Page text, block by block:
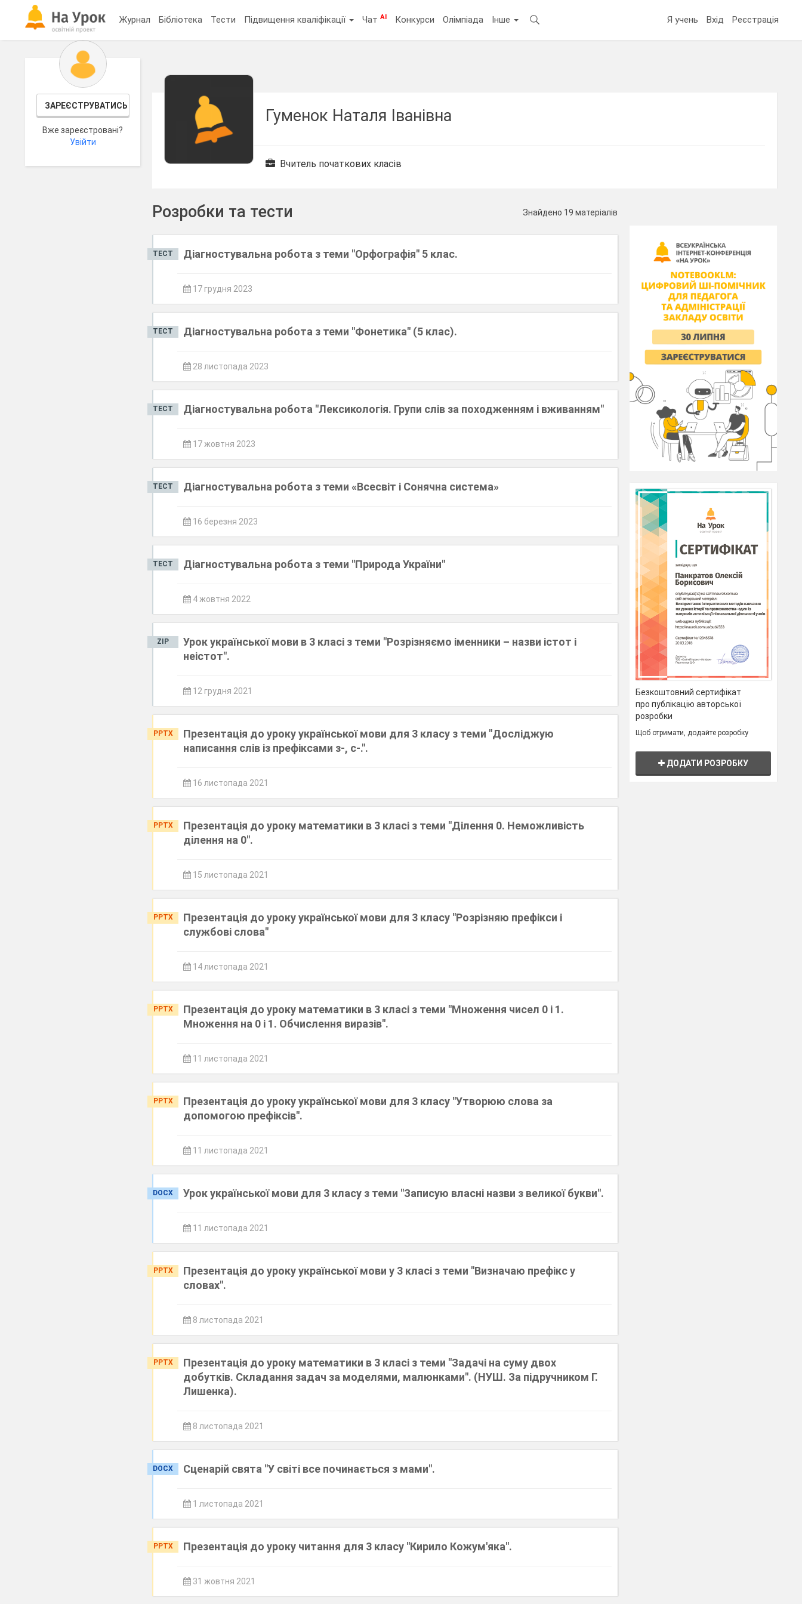
Журнал Бібліотека Тести Підвищення кваліфікації ЧатAI Конкурси Олімпіада Інше Я учень Вхід Реєстрація
ЗАРЕЄСТРУВАТИСЬ
Вже зареєстровані?
Увійти
Гуменок Наталя Іванівна
Вчитель початкових класів
Розробки та тести Знайдено 19 матеріалів
ТЕСТ Діагностувальна робота з теми "Орфографія" 5 клас.
17 грудня 2023
ТЕСТ Діагностувальна робота з теми "Фонетика" (5 клас).
28 листопада 2023
ТЕСТ Діагностувальна робота "Лексикологія. Групи слів за походженням і вживанням"
17 жовтня 2023
ТЕСТ Діагностувальна робота з теми «Всесвіт і Сонячна система»
16 березня 2023
ТЕСТ Діагностувальна робота з теми "Природа України"
4 жовтня 2022
ZIP
Урок української мови в 3 класі з теми "Розрізняємо іменники – назви істот і
неістот".
12 грудня 2021
PPTX
Презентація до уроку української мови для 3 класу з теми "Досліджую
написання слів із префіксами з-, с-.".
16 листопада 2021
PPTX
Презентація до уроку математики в 3 класі з теми "Ділення 0. Неможливість
ділення на 0".
15 листопада 2021
PPTX
Презентація до уроку української мови для 3 класу "Розрізняю префікси і
службові слова"
14 листопада 2021
PPTX
Презентація до уроку математики в 3 класі з теми "Множення чисел 0 і 1.
Множення на 0 і 1. Обчислення виразів".
11 листопада 2021
PPTX
Презентація до уроку української мови для 3 класу "Утворюю слова за
допомогою префіксів".
11 листопада 2021
DOCX Урок української мови для 3 класу з теми "Записую власні назви з великої букви".
11 листопада 2021
PPTX
Презентація до уроку української мови у 3 класі з теми "Визначаю префікс у
словах".
8 листопада 2021
PPTX
Презентація до уроку математики в 3 класі з теми "Задачі на суму двох
добутків. Складання задач за моделями, малюнками". (НУШ. За підручником Г.
Лишенка).
8 листопада 2021
DOCX Сценарій свята "У світі все починається з мами".
1 листопада 2021
PPTX Презентація до уроку читання для 3 класу "Кирило Кожум'яка".
31 жовтня 2021
Безкоштовний сертифікат
про публікацію авторської
розробки
Щоб отримати, додайте розробку
ДОДАТИ РОЗРОБКУ